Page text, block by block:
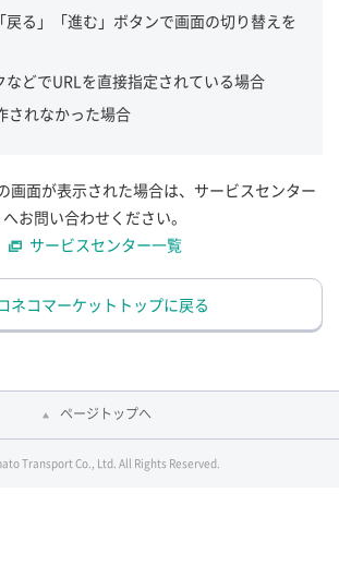
戻る」「進む」ボタンで画面の切り替えを
などでURLを直接指定されている場合
されなかった場合
画面が表示された場合は、サービスセンター
へお問い合わせください。
サービスセンター一覧
ネコマーケットトップに戻る
ページトップへ
Transport Co., Ltd. All Rights Reserved.